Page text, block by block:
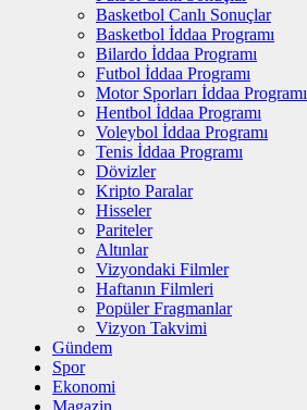
Basketbol Canlı Sonuçlar
Basketbol İddaa Programı
Bilardo İddaa Programı
Futbol İddaa Programı
Motor Sporları İddaa Programı
Hentbol İddaa Programı
Voleybol İddaa Programı
Tenis İddaa Programı
Dövizler
Kripto Paralar
Hisseler
Pariteler
Altınlar
Vizyondaki Filmler
Haftanın Filmleri
Popüler Fragmanlar
Vizyon Takvimi
Gündem
Spor
Ekonomi
Magazin